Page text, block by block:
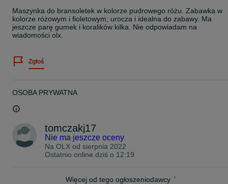
Maszynka do bransoletek w kolorze pudrowego różu. Zabawka w
kolorze różowym i fioletowym, urocza i idealna do zabawy. Ma
jeszcze parę gumek i koralików kilka. Nie odpowiadam na
wiadomości olx.
Zgłoś
OSOBA PRYWATNA
tomczakj17
Nie ma jeszcze oceny
Na OLX od sierpnia 2022
Ostatnio online dziś o 12:19
Więcej od tego ogłoszeniodawcy